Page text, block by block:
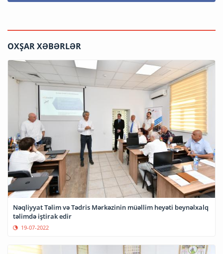
OXŞAR XƏBƏRLƏR
Nəqliyyat Təlim və Tədris Mərkəzinin müəllim heyəti beynəlxalq
19-07-2022